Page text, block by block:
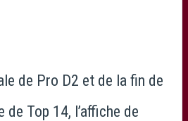
de Pro D2 et de la fin de
de Top 14, l’affiche de